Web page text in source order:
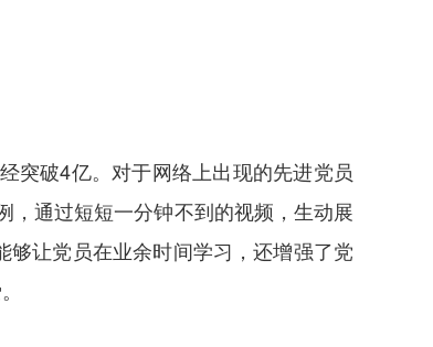
突破4亿。对于网络上出现的先进党员
，通过短短一分钟不到的视频，生动展
让党员在业余时间学习，还增强了党